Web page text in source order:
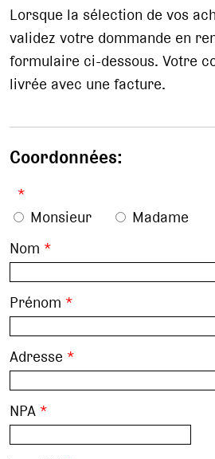
Lorsque la sélection de vos
validez votre dommande en
formulaire ci-dessous. Votre
livrée avec une facture.
Coordonnées:
*
Monsieur
Madame
Nom *
Prénom *
Adresse *
NPA *